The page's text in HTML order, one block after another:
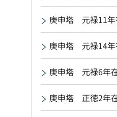
庚申塔 元禄11年
庚申塔 元禄14年
庚申塔 元禄6年
庚申塔 正徳2年